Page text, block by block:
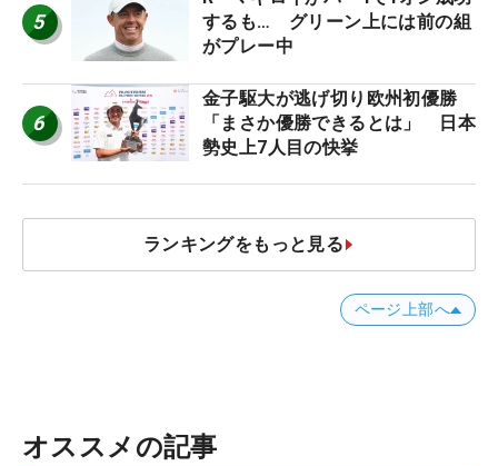
5
するも… グリーン上には前の組
がプレー中
6
金子駆大が逃げ切り欧州初優勝
「まさか優勝できるとは」 日本
勢史上7人目の快挙
ランキングをもっと見る
ページ上部へ
オススメの記事